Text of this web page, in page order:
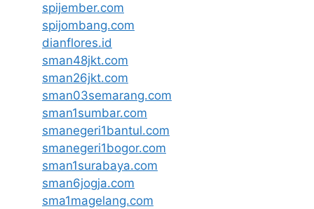
spijember.com
spijombang.com
dianflores.id
sman48jkt.com
sman26jkt.com
sman03semarang.com
sman1sumbar.com
smanegeri1bantul.com
smanegeri1bogor.com
sman1surabaya.com
sman6jogja.com
sma1magelang.com